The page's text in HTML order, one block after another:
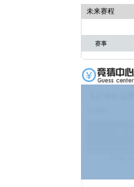
未来赛程
赛事